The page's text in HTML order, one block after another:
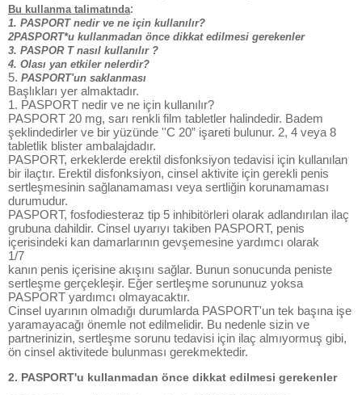
Bu kullanma talimatında:
1. PASPORT nedir ve ne için kullanılır?
2PASPORT*u kullanmadan önce dikkat edilmesi gerekenler
3. PASPOR T nasıl kullanılır ?
4. Olası yan etkiler nelerdir?
5. PASPORT'un saklanması
Başlıkları yer almaktadır.
1. PASPORT nedir ve ne için kullanılır?
PASPORT 20 mg, sarı renkli film tabletler halindedir. Badem
şeklindedirler ve bir yüzünde ''C 20” işareti bulunur. 2, 4 veya 8
tabletlik blister ambalajdadır.
PASPORT, erkeklerde erektil disfonksiyon tedavisi için kullanılan
bir ilaçtır. Erektil disfonksiyon, cinsel aktivite için gerekli penis
sertleşmesinin sağlanamaması veya sertliğin korunamaması
durumudur.
PASPORT, fosfodiesteraz tip 5 inhibitörleri olarak adlandırılan ilaç
grubuna dahildir. Cinsel uyarıyı takiben PASPORT, penis
içerisindeki kan damarlarının gevşemesine yardımcı olarak
1/7
kanın penis içerisine akışını sağlar. Bunun sonucunda peniste
sertleşme gerçekleşir. Eğer sertleşme sorununuz yoksa
PASPORT yardımcı olmayacaktır.
Cinsel uyarının olmadığı durumlarda PASPORT'un tek başına işe
yaramayacağı önemle not edilmelidir. Bu nedenle sizin ve
partnerinizin, sertleşme sorunu tedavisi için ilaç almıyormuş gibi,
ön cinsel aktivitede bulunması gerekmektedir.
2. PASPORT'u kullanmadan önce dikkat edilmesi gerekenler